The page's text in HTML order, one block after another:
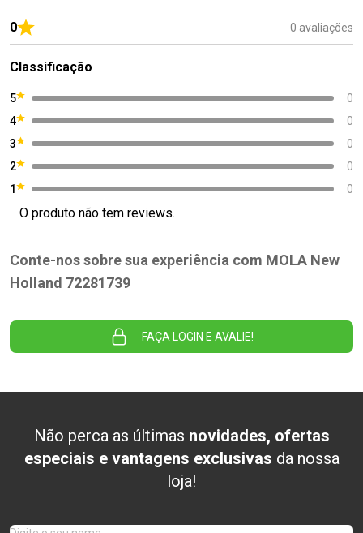
0 0 avaliações
Classificação
5
0
4
0
3
0
2
0
1
0
O produto não tem reviews.
Conte-nos sobre sua experiência com MOLA New
Holland 72281739
FAÇA LOGIN E AVALIE!
Não perca as últimas novidades, ofertas
especiais e vantagens exclusivas da nossa
loja!